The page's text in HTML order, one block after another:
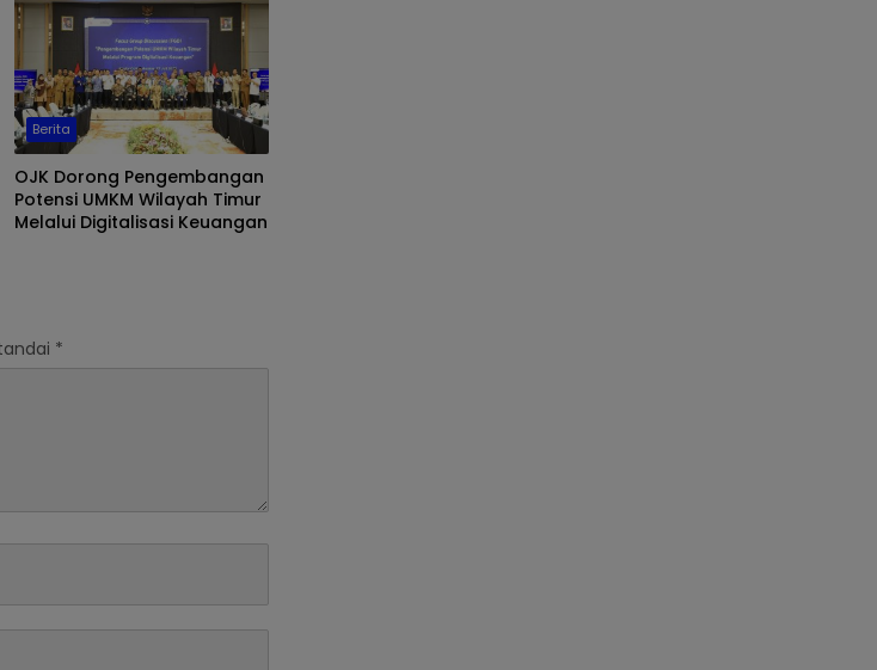
Emas
Berita
OJK Dorong Pengembangan
Potensi UMKM Wilayah Timur
Melalui Digitalisasi Keuangan
*